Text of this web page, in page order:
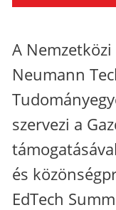
A
Neumann
szervezi a
és
EdTech